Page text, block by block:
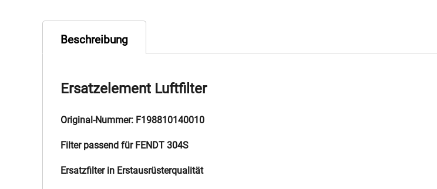
Beschreibung
Ersatzelement Luftfilter
Original-Nummer: F198810140010
Filter passend für FENDT 304S
Ersatzfilter in Erstausrüsterqualität